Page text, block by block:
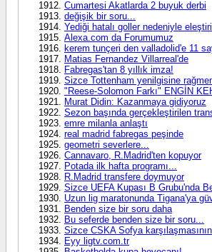
Cumartesi Akatlarda 2 buyuk derbi
değişik bir soru...
Yediği hatalı goller nedeniyle
Alexa.com da Forumumuz
kerem tunçeri den valladolid'e 11
Matias Fernandez Villarreal'de
Fabregas'tan 8 yıllık imza!
Sizce Tottenham yenilgisine
"Reese-Solomon Farkı" ENGİN
Murat Didin: Kazanmaya gidiyoruz
Sezon başında gerçekleştirilen
emre milanla anlaştı
real madrid fabregas peşinde
geometri severlere...
Cannavaro, R.Madrid'ten kopuyor
Potada ilk hafta programı...
R.Madrid transfere doymuyor
Sizce UEFA Kupası B Grubu'nda
Uzun lig maratonunda Tigana'ya
Benden size bir soru daha
Bu seferde benden size bir soru...
Sizce CSKA Sofya
Eyy ligtv.com.tr